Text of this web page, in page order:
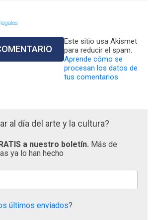
Este sitio usa Akismet
para reducir el spam.
Aprende cómo se
procesan los datos de
tus comentarios.
al día del arte y la cultura?
a nuestro boletín. Más de
ya lo han hecho
últimos enviados?